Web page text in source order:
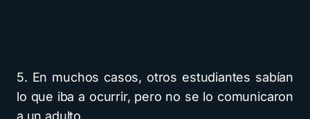
5. En muchos casos, otros estudiantes sabían
lo que iba a ocurrir, pero no se lo comunicaron
a un adulto.